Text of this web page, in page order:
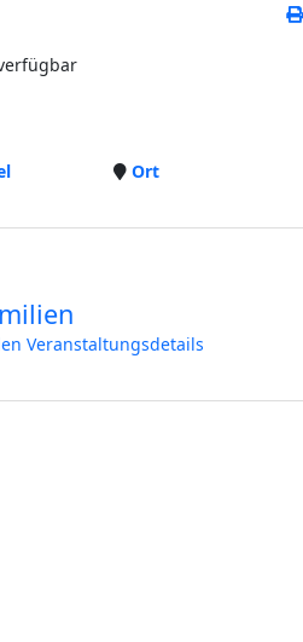
Ort
Veranstaltungsdetails